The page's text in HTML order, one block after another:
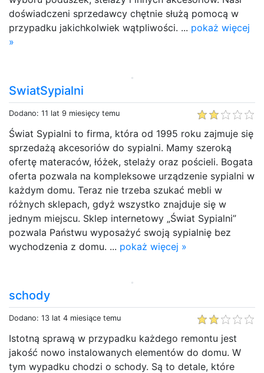
doświadczeni sprzedawcy chętnie służą pomocą w
przypadku jakichkolwiek wątpliwości. ... pokaż więcej
»
SwiatSypialni
Dodano: 11 lat 9 miesięcy temu
Świat Sypialni to firma, która od 1995 roku zajmuje się
sprzedażą akcesoriów do sypialni. Mamy szeroką
ofertę materaców, łóżek, stelaży oraz pościeli. Bogata
oferta pozwala na kompleksowe urządzenie sypialni w
każdym domu. Teraz nie trzeba szukać mebli w
różnych sklepach, gdyż wszystko znajduje się w
jednym miejscu. Sklep internetowy „Świat Sypialni”
pozwala Państwu wyposażyć swoją sypialnię bez
wychodzenia z domu. ... pokaż więcej »
schody
Dodano: 13 lat 4 miesiące temu
Istotną sprawą w przypadku każdego remontu jest
jakość nowo instalowanych elementów do domu. W
tym wypadku chodzi o schody. Są to detale, które